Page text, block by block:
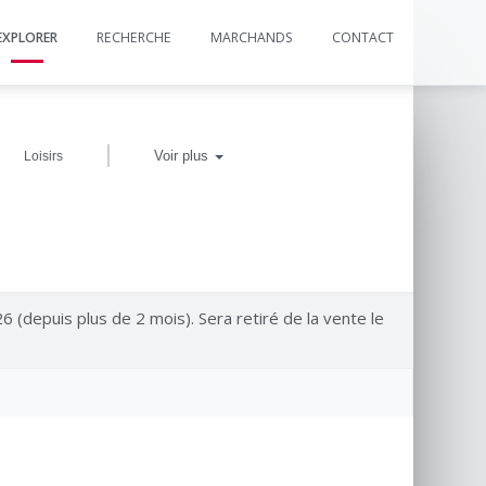
RECHERCHE MARCHANDS CONTACT
Loisirs | Voir plus
(depuis plus de 2 mois). Sera retiré de la vente le